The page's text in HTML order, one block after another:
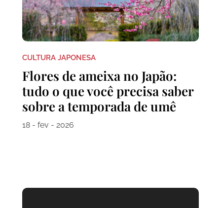
CULTURA JAPONESA
Flores de ameixa no Japão:
tudo o que você precisa saber
sobre a temporada de umê
18 - fev - 2026